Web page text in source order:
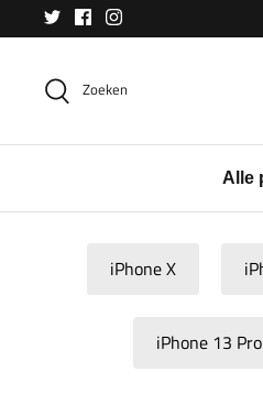
Meteen
naar
content
Zoeken
Alle
iPhone X
iPhone 13 Pro